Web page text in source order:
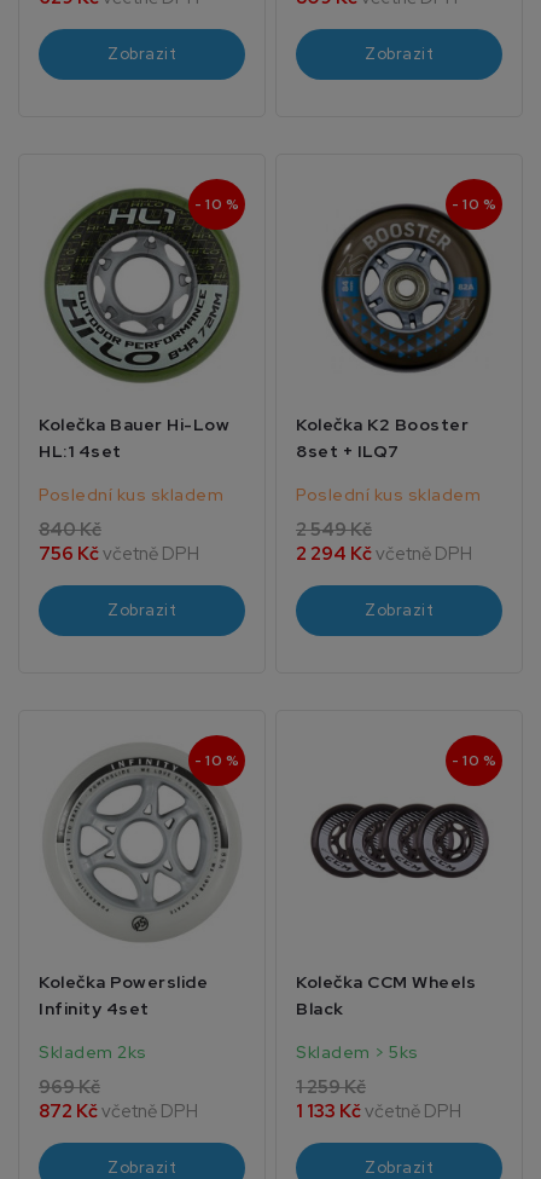
Zobrazit Zobrazit
- 10 %
Kolečka Bauer Hi-Low
HL:1 4set
Poslední kus skladem
840 Kč
756 Kčvčetně DPH
Zobrazit
- 10 %
Kolečka K2 Booster
8set + ILQ7
Poslední kus skladem
2 549 Kč
2 294 Kčvčetně DPH
Zobrazit
- 10 %
Kolečka Powerslide
Infinity 4set
Skladem 2ks
969 Kč
872 Kčvčetně DPH
Zobrazit
- 10 %
Kolečka CCM Wheels
Black
Skladem > 5ks
1 259 Kč
1 133 Kčvčetně DPH
Zobrazit